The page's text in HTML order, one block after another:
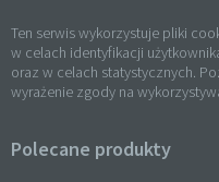
Ten serwis wykorzystuje pliki
w celach identyfikacji
oraz w celach statystycznych.
wyrażenie zgody na
Polecane produkty